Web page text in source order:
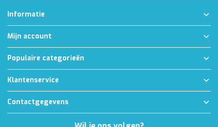
Informatie
Mijn account
Populaire categorieën
Klantenservice
Contactgegevens